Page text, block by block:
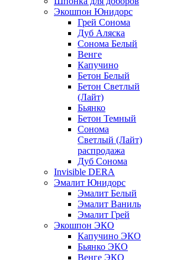
Экошпон Юнидорс
Грей Сонома
Дуб Аляска
Сонома Белый
Венге
Капучино
Бетон Белый
Бетон Светлый
(Лайт)
Бьянко
Бетон Темный
Сонома
Светлый (Лайт)
распродажа
Дуб Сонома
Invisible DERA
Эмалит Юнидорс
Эмалит Белый
Эмалит Ваниль
Эмалит Грей
Экошпон ЭКО
Капучино ЭКО
Бьянко ЭКО
Венге ЭКО